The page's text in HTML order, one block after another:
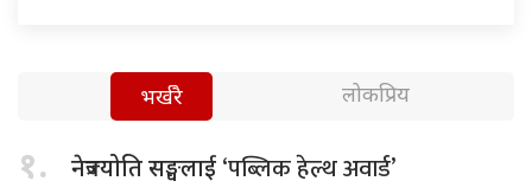
भर्खरै लोकप्रिय
१. नेत्रज्योति सङ्घलाई ‘पब्लिक हेल्थ अवार्ड’